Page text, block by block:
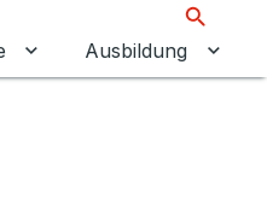
Unternehmen umschalten
Untermenü für Karriere
Ausbildung